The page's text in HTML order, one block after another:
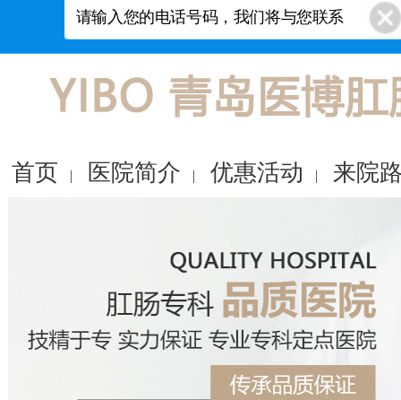
首页 | 医院简介 | 优惠活动 | 来院